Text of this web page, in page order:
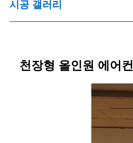
시공 갤러리
천장형 올인원 에어컨